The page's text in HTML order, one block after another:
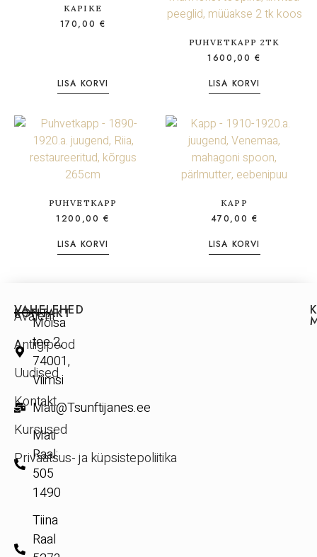
KAPIKE
170,00 €
LISA KORVI
PUHVETKAPP 2TK
1600,00€
LISA KORVI
PUHVETKAPP
1200,00€
LISA KORVI
KAPP
470,00 €
LISA KORVI
KONTAKT
Mõisa
tee 2,
74001,
Viimsi
Mati@Tsunftijanes.ee
Mati
Raal:
505
1490
Tiina
Raal
VAHELEHED
Avaleht
Antiigipood
Uudised
Kontakt
Kursused
Privaatsus- ja küpsistepoliitika